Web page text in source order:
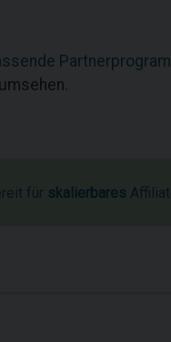
für skalierbares